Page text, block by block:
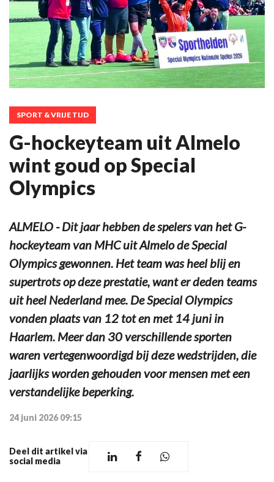
SPORT & VRIJE TIJD
G-hockeyteam uit Almelo
wint goud op Special
Olympics
ALMELO - Dit jaar hebben de spelers van het G-
hockeyteam van MHC uit Almelo de Special
Olympics gewonnen. Het team was heel blij en
supertrots op deze prestatie, want er deden teams
uit heel Nederland mee. De Special Olympics
vonden plaats van 12 tot en met 14 juni in
Haarlem. Meer dan 30 verschillende sporten
waren vertegenwoordigd bij deze wedstrijden, die
jaarlijks worden gehouden voor mensen met een
verstandelijke beperking.
24 juni 2026 09:15
Deel dit artikel via
social media